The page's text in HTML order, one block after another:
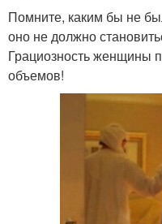
Помните, каким бы не
оно не должно
Грациозность женщины
объемов!